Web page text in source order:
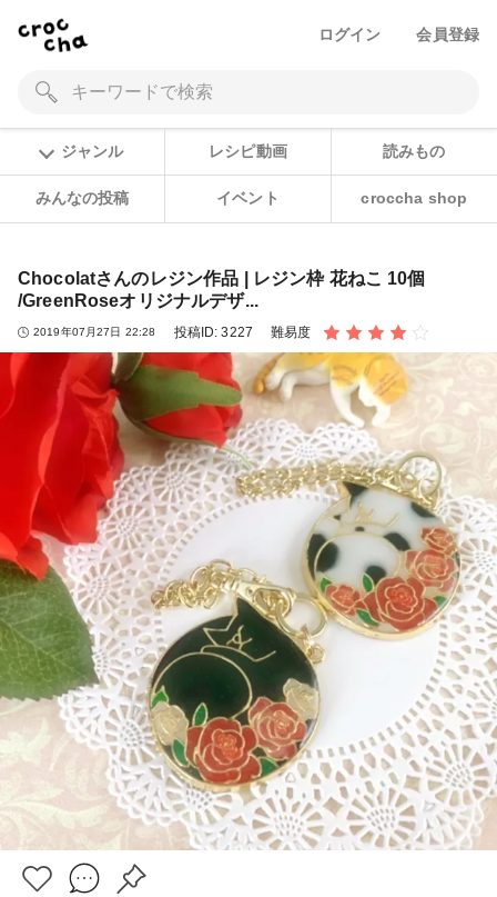
ログイン 会員登録
ジャンル レシピ動画 読みもの
みんなの投稿 イベント croccha shop
Chocolatさんのレジン作品 | レジン枠 花ねこ 10個
/GreenRoseオリジナルデザ...
2019年07月27日 22:28 投稿ID:3227 難易度